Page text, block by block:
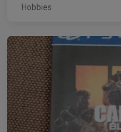
Hobbies